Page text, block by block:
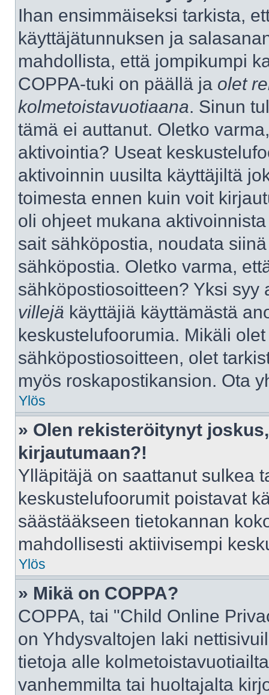
Ihan ensimmäiseksi tarkista,
käyttäjätunnuksen ja
mahdollista, että jompikumpi
COPPA-tuki on päällä ja olet
kolmetoistavuotiaana. Sinun
tämä ei auttanut. Oletko
aktivointia? Useat
aktivoinnin uusilta käyttäjiltä
toimesta ennen kuin voit
oli ohjeet mukana
sait sähköpostia, noudata
sähköpostia. Oletko varma,
sähköpostiosoitteen? Yksi
villejä käyttäjiä käyttämästä
keskustelufoorumia. Mikäli
sähköpostiosoitteen, olet
myös roskapostikansion. Ota
Ylös
» Olen rekisteröitynyt
kirjautumaan?!
Ylläpitäjä on saattanut sulkea
keskustelufoorumit poistavat
säästääkseen tietokannan
mahdollisesti aktiivisempi
Ylös
» Mikä on COPPA?
COPPA, tai "Child Online
on Yhdysvaltojen laki
tietoja alle
vanhemmilta tai huoltajalta